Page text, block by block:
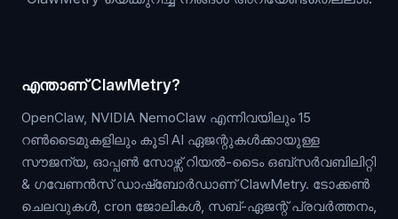
എന്താണ് ClawMetry?
OpenClaw, NVIDIA NemoClaw എന്നിവയിലും 15
റൺടൈമുകളിലും കൂടി AI ഏജന്റുകൾക്കായുള്ള
സൗജന്യ, ഓപ്പൺ സോഴ്സ് റിയൽ-ടൈം ഒബ്സർവബിലിറ്റി
& ഗവേണൻസ് ഡാഷ്ബോർഡാണ് ClawMetry. ടോക്കൺ
ചെലവുകൾ, cron ജോലികൾ, സബ്-ഏജന്റ് പ്രവർത്തനം,